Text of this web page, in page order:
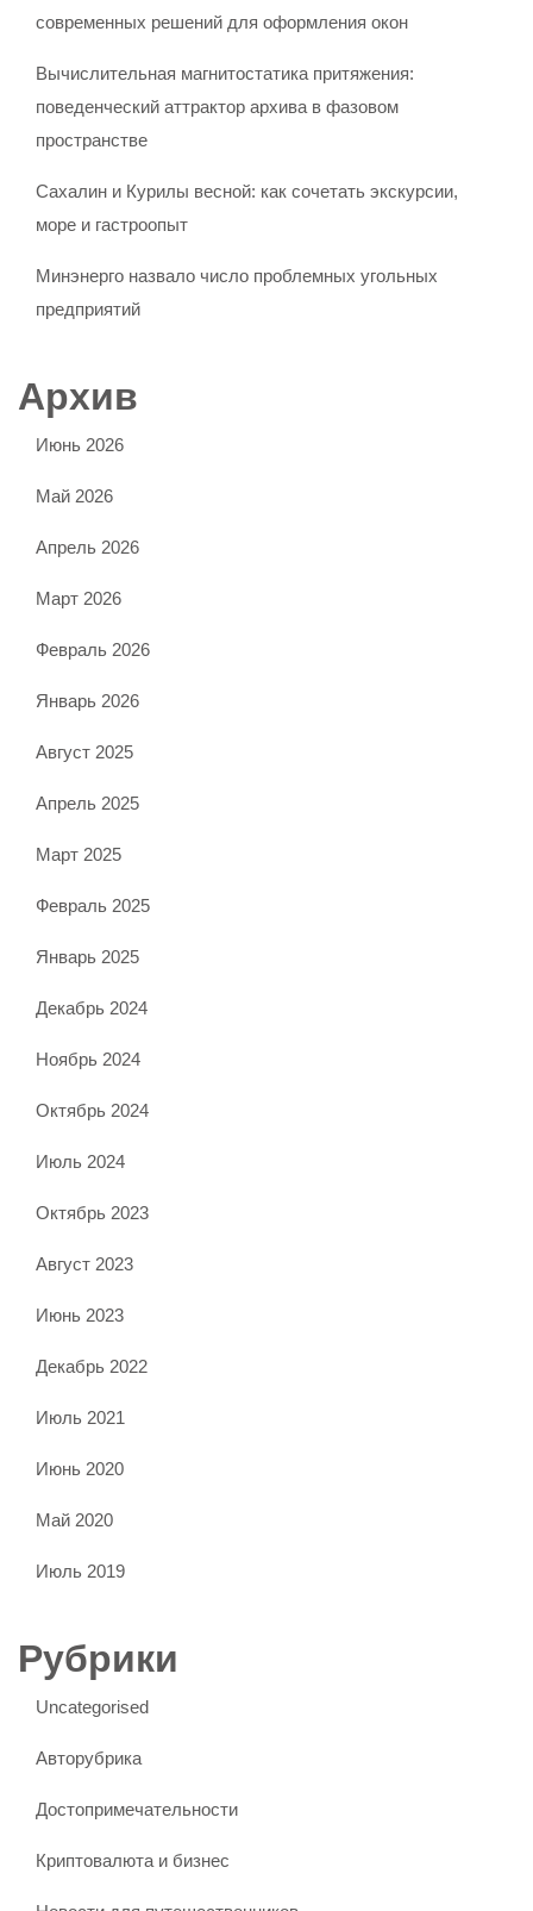
современных решений для оформления окон
Вычислительная магнитостатика притяжения:
поведенческий аттрактор архива в фазовом
пространстве
Сахалин и Курилы весной: как сочетать экскурсии,
море и гастроопыт
Минэнерго назвало число проблемных угольных
предприятий
Архив
Июнь 2026
Май 2026
Апрель 2026
Март 2026
Февраль 2026
Январь 2026
Август 2025
Апрель 2025
Март 2025
Февраль 2025
Январь 2025
Декабрь 2024
Ноябрь 2024
Октябрь 2024
Июль 2024
Октябрь 2023
Август 2023
Июнь 2023
Декабрь 2022
Июль 2021
Июнь 2020
Май 2020
Июль 2019
Рубрики
Uncategorised
Авторубрика
Достопримечательности
Криптовалюта и бизнес